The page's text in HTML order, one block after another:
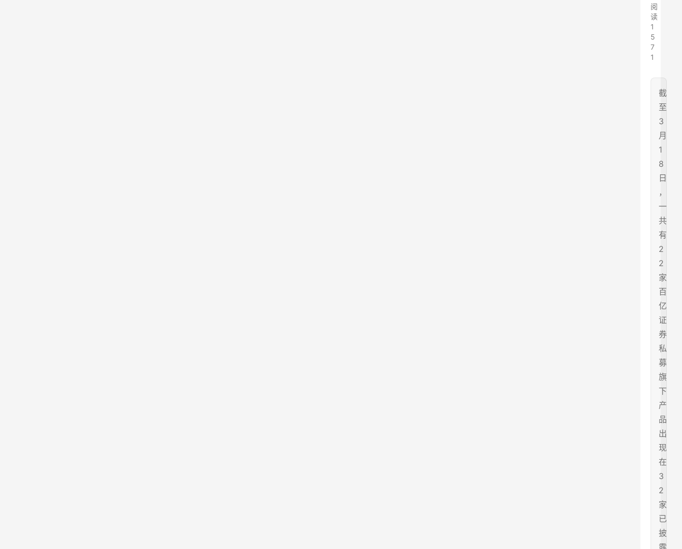
阅
读
1
5
7
1
截
至
3
月
1
8
日
，
一
共
有
2
2
家
百
亿
证
券
私
募
旗
下
产
品
出
现
在
3
2
家
已
披
露